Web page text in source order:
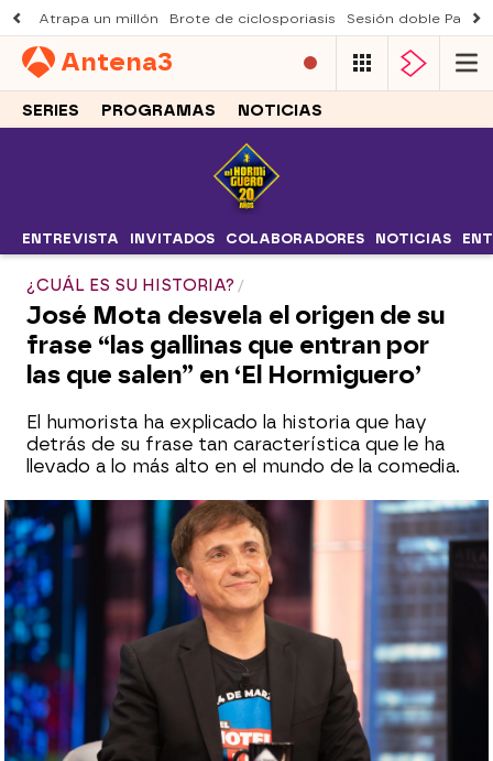
Atrapa un millón Brote de ciclosporiasis Sesión doble
Antena3
SERIES PROGRAMAS NOTICIAS
ENTREVISTA INVITADOS COLABORADORES NOTICIAS
¿CUÁL ES SU HISTORIA?
José Mota desvela el origen de su
frase “las gallinas que entran por
las que salen” en ‘El Hormiguero’
El humorista ha explicado la historia que hay
detrás de su frase tan característica que le ha
llevado a lo más alto en el mundo de la comedia.
Juan del Val atiza contra Ramón
Tamames: “Me parece un insulto absoluto
a un mecanismo institucional”
El Hormiguero